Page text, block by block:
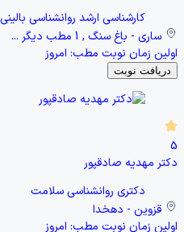
کارشناسی ارشد روانشناسی بالینی
ساری - باغ سنگ , 1 مطب دیگر ...
اولین زمان نوبت مطب: امروز
دریافت نوبت
5
دکتر مهدیه صادقپور
دکتری روانشناسی سلامت
قزوین - دهخدا
اولین زمان نوبت مطب: امروز